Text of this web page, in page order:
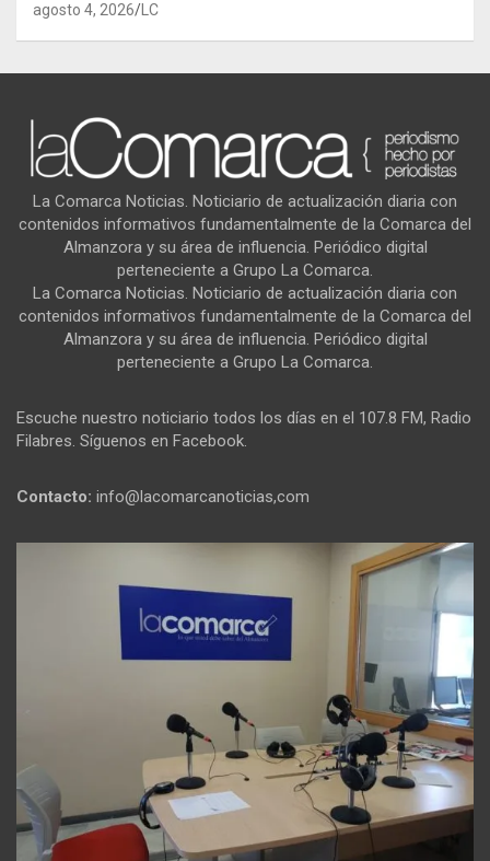
agosto 4, 2026 LC
La Comarca Noticias. Noticiario de actualización diaria con
contenidos informativos fundamentalmente de la Comarca del
Almanzora y su área de influencia. Periódico digital
perteneciente a Grupo La Comarca.
La Comarca Noticias. Noticiario de actualización diaria con
contenidos informativos fundamentalmente de la Comarca del
Almanzora y su área de influencia. Periódico digital
perteneciente a Grupo La Comarca.
Escuche nuestro noticiario todos los días en el 107.8 FM, Radio
Filabres. Síguenos en Facebook.
Contacto: info@lacomarcanoticias,com